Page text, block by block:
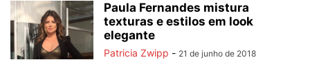
Paula Fernandes mistura
texturas e estilos em look
elegante
Patricia Zwipp - 21 de junho de 2018